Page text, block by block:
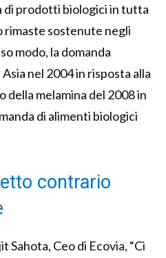
di prodotti biologici in tutta
rimaste sostenute negli
modo, la domanda
nel 2004 in risposta alla
della melamina del 2008 in
di alimenti biologici
contrario
Sahota, Ceo di Ecovia, “Ci